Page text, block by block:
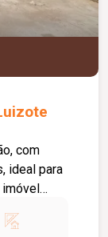
com
ideal para
imóvel
com área